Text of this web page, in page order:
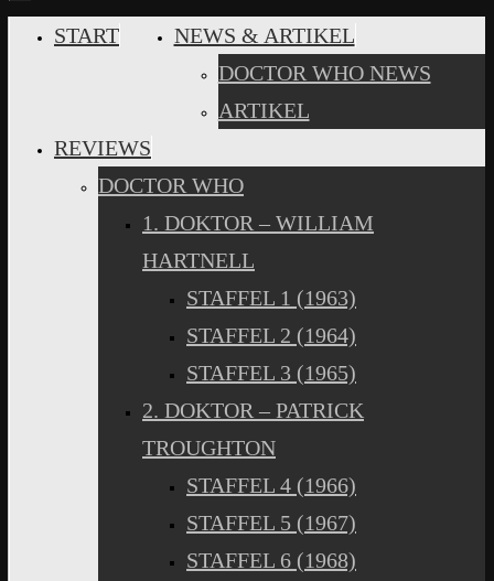
INHALT
START
NEWS & ARTIKEL
DOCTOR WHO NEWS
ARTIKEL
REVIEWS
DOCTOR WHO
1. DOKTOR – WILLIAM
HARTNELL
STAFFEL 1 (1963)
STAFFEL 2 (1964)
STAFFEL 3 (1965)
2. DOKTOR – PATRICK
TROUGHTON
STAFFEL 4 (1966)
STAFFEL 5 (1967)
STAFFEL 6 (1968)